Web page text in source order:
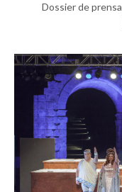
Dossier de prensa